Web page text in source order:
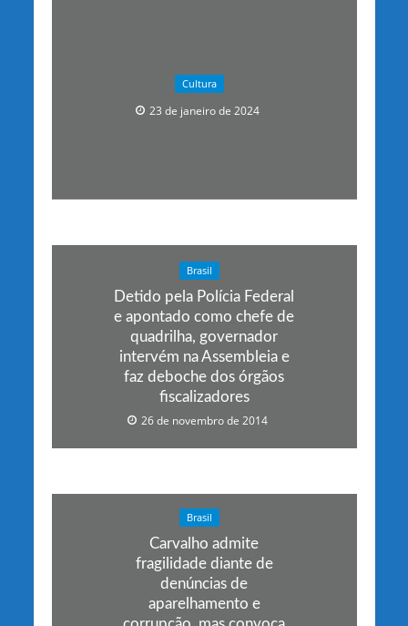
Cultura
23 de janeiro de 2024
Brasil
Detido pela Polícia Federal
e apontado como chefe de
quadrilha, governador
intervém na Assembleia e
faz deboche dos órgãos
fiscalizadores
26 de novembro de 2014
Brasil
Carvalho admite
fragilidade diante de
denúncias de
aparelhamento e